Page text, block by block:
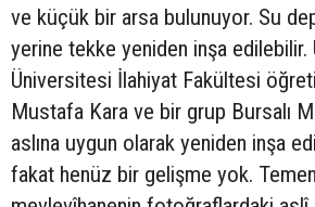
ve küçük bir arsa bulunuyor. Su
yerine tekke yeniden inşa edilebilir.
Üniversitesi İlahiyat Fakültesi
Mustafa Kara ve bir grup Bursalı
aslına uygun olarak yeniden inşa
fakat henüz bir gelişme yok.